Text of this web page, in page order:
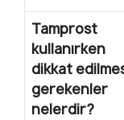
Tamprost
kullanırken
dikkat
gerekenler
nelerdir?